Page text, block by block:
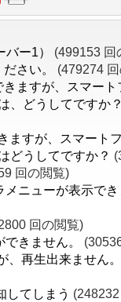
ー1）
(499153 回
さい。
(479274
ますが、スマート
、どうしてですか？
ますが、スマート
どうしてですか？
回の閲覧)
ニューが表示でき
回の閲覧)
きません。
再生出来ません。
してしまう